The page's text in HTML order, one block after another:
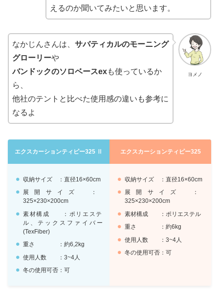
えるのか聞いてみたいと思います。
ヨメノ
なかじんさんは、 サバティカルのモーニング
グローリーや
バンドックのソロベースexも使っているか
ら、
他社のテントと比べた使用感の違いも参考に
なるよ
エクスカーションティピー325 Ⅱ エクスカーションティピー325
収納サイズ ：直径16×60cm
展開サイズ ：
325×230×200cm
素材構成 ：ポリエステ
ル、テックスファイバー
(TexFiber)
重さ ：約6,2kg
使用人数 ：3~4人
冬の使用可否：可
収納サイズ ：直径16×60cm
展開サイズ ：
325×230×200cm
素材構成 ：ポリエステル
重さ ：約6kg
使用人数 ：3~4人
冬の使用可否：可